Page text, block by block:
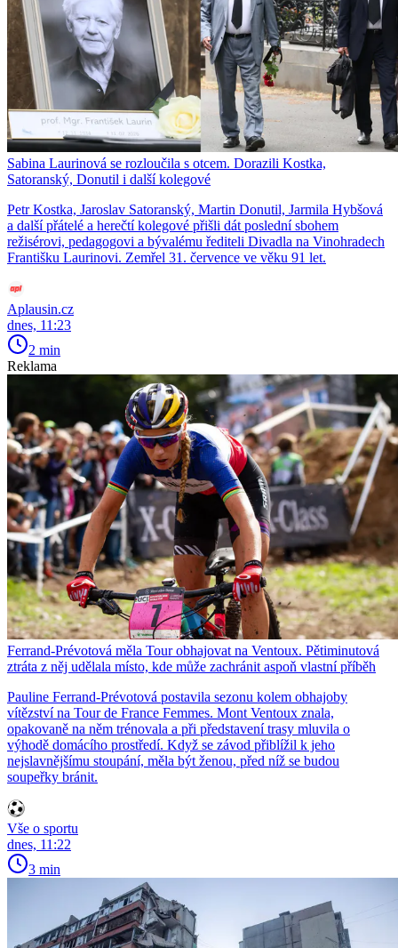
Sabina Laurinová se rozloučila s otcem. Dorazili Kostka,
Satoranský, Donutil i další kolegové
Petr Kostka, Jaroslav Satoranský, Martin Donutil, Jarmila Hybšová
a další přátelé a herečtí kolegové přišli dát poslední sbohem
režisérovi, pedagogovi a bývalému řediteli Divadla na Vinohradech
Františku Laurinovi. Zemřel 31. července ve věku 91 let.
Aplausin.cz
dnes, 11:23
2 min
Reklama
Ferrand-Prévotová měla Tour obhajovat na Ventoux. Pětiminutová
ztráta z něj udělala místo, kde může zachránit aspoň vlastní příběh
Pauline Ferrand-Prévotová postavila sezonu kolem obhajoby
vítězství na Tour de France Femmes. Mont Ventoux znala,
opakovaně na něm trénovala a při představení trasy mluvila o
výhodě domácího prostředí. Když se závod přiblížil k jeho
nejslavnějšímu stoupání, měla být ženou, před níž se budou
soupeřky bránit.
Vše o sportu
dnes, 11:22
3 min